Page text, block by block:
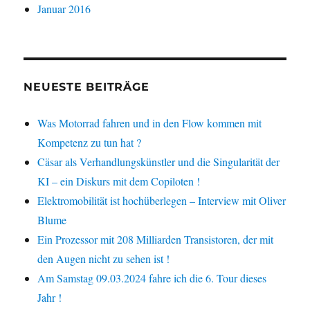
Januar 2016
NEUESTE BEITRÄGE
Was Motorrad fahren und in den Flow kommen mit
Kompetenz zu tun hat ?
Cäsar als Verhandlungskünstler und die Singularität der
KI – ein Diskurs mit dem Copiloten !
Elektromobilität ist hochüberlegen – Interview mit Oliver
Blume
Ein Prozessor mit 208 Milliarden Transistoren, der mit
den Augen nicht zu sehen ist !
Am Samstag 09.03.2024 fahre ich die 6. Tour dieses
Jahr !